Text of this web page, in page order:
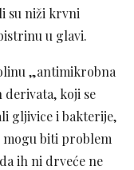
su niži krvni
u glavi.
„antimikrobna
koji se
gljivice i bakterije,
mogu biti problem
ih ni drveće ne